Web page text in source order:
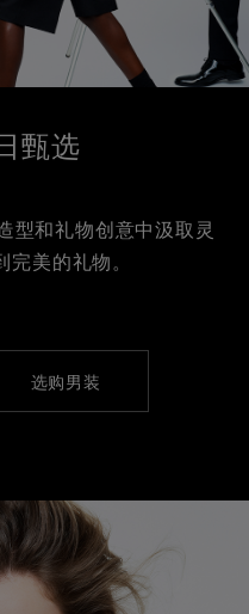
甄选
型和礼物创意中汲取灵
美的礼物。
选购男装